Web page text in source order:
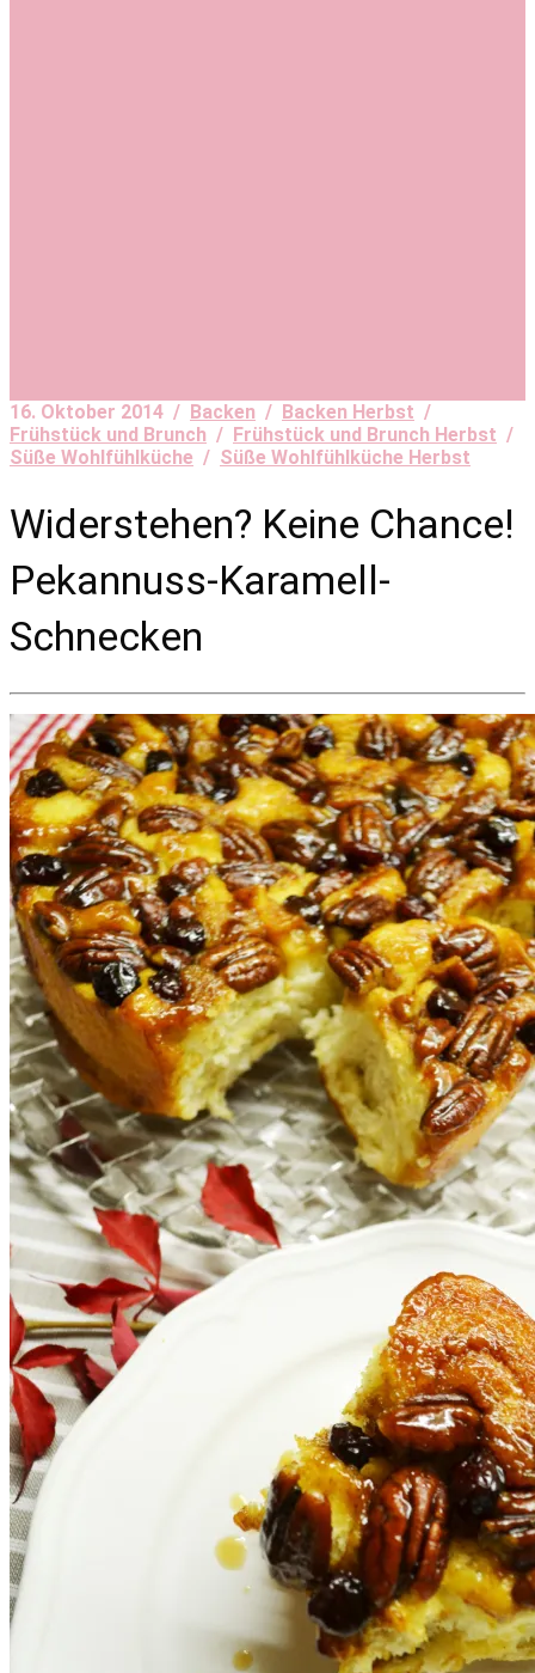
16. Oktober 2014 / Backen / Backen Herbst /
Frühstück und Brunch / Frühstück und Brunch Herbst /
Süße Wohlfühlküche / Süße Wohlfühlküche Herbst
Widerstehen? Keine Chance!
Pekannuss-Karamell-
Schnecken